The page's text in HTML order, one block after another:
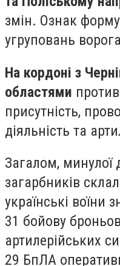
змін. Ознак
угруповань
На кордоні з
областями
присутність,
діяльність та
Загалом, минулої
загарбників
українські воїни
31 бойову
артилерійських
29 БпЛА